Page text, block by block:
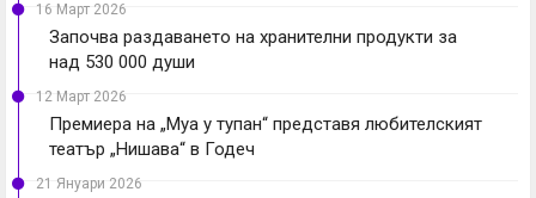
16 Март 2026
Започва раздаването на хранителни продукти за
над 530 000 души
12 Март 2026
Премиера на „Муа у тупан“ представя любителският
театър „Нишава“ в Годеч
21 Януари 2026